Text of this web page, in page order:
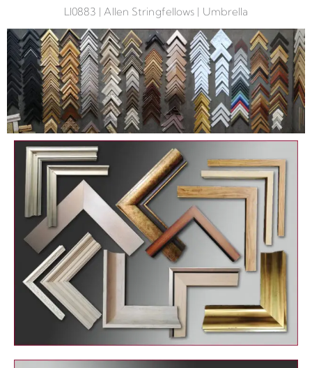
LI0883 | Allen Stringfellows | Umbrella